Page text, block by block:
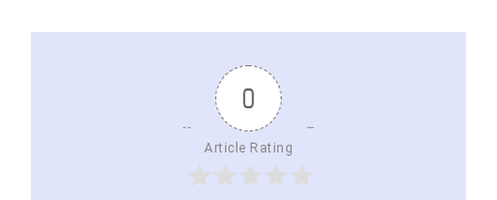
0
Article Rating